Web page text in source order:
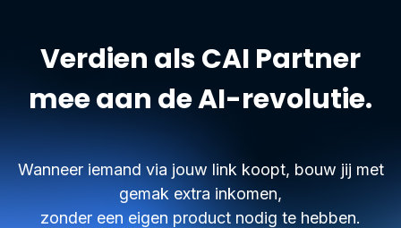
Verdien als CAI Partner
mee aan de AI-revolutie.
Wanneer iemand via jouw link koopt, bouw jij met
gemak extra inkomen,
zonder een eigen product nodig te hebben.